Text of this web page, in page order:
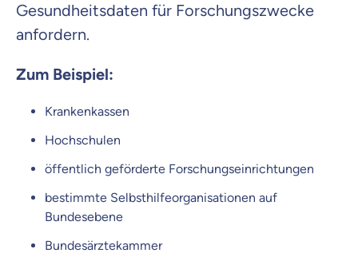
Gesundheitsdaten für Forschungszwecke
anfordern.
Zum Beispiel:
Krankenkassen
Hochschulen
öffentlich geförderte Forschungseinrichtungen
bestimmte Selbsthilfeorganisationen auf
Bundesebene
Bundesärztekammer